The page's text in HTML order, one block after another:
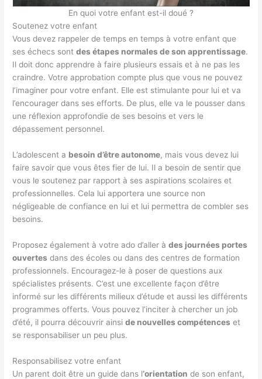
En quoi votre enfant est-il doué ?
Soutenez votre enfant
Vous devez rappeler de temps en temps à votre enfant que
ses échecs sontdes étapes normales de son apprentissage.
Il doit donc apprendre à faire plusieurs essais et à ne pas les
craindre. Votre approbation compte plus que vous ne pouvez
l’imaginer pour votre enfant. Elle est stimulante pour lui et va
l’encourager dans ses efforts. De plus, elle va le pousser dans
une réflexion approfondie de ses besoins et vers le
dépassement personnel.
L’adolescent a besoin d’être autonome, mais vous devez lui
faire savoir que vous êtes fier de lui. Il a besoin de sentir que
vous le soutenez par rapport à ses aspirations scolaires et
professionnelles. Cela lui apportera une source non
négligeable de confiance en lui et lui permettra de combler ses
besoins.
Proposez également à votre ado d’aller àdes journées portes
ouvertes dans des écoles ou dans des centres de formation
professionnels. Encouragez-le à poser de questions aux
spécialistes présents. C’est une excellente façon d’être
informé sur les différents milieux d’étude et aussi les différents
programmes offerts. Vous pouvez l’inciter à chercher un job
d’été, il pourra découvrir ainside nouvelles compétences et
se responsabiliser un peu plus.
Responsabilisez votre enfant
Un parent doit être un guide dans l‘orientation de son enfant,